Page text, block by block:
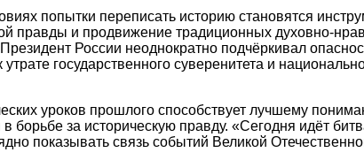
попытки переписать историю становятся
правды и продвижение традиционных духовно-
России неоднократно подчёркивал
государственного суверенитета и
уроков прошлого способствует лучшему
борьбе за историческую правду. «Сегодня идёт
показывать связь событий Великой